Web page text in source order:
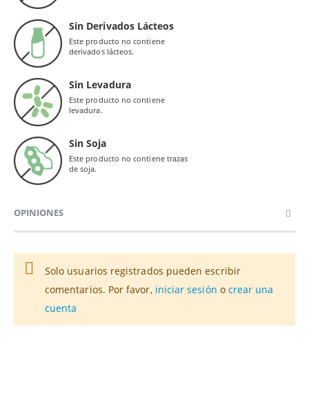
Sin Derivados Lácteos
Este producto no contiene
derivados lácteos.
Sin Levadura
Este producto no contiene
levadura.
Sin Soja
Este producto no contiene trazas
de soja.
OPINIONES
Solo usuarios registrados pueden escribir
comentarios. Por favor, iniciar sesión o crear una
cuenta